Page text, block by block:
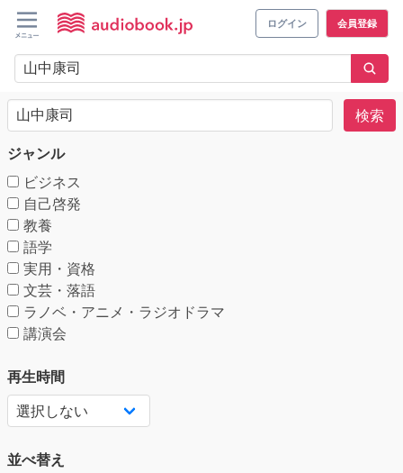
ログイン 会員登録
検索
ジャンル
ビジネス
自己啓発
教養
語学
実用・資格
文芸・落語
ラノベ・アニメ・ラジオドラマ
講演会
再生時間
並べ替え